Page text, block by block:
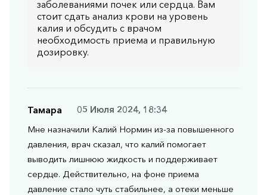
заболеваниями почек или сердца. Вам
стоит сдать анализ крови на уровень
калия и обсудить с врачом
необходимость приема и правильную
дозировку.
Тамара
05 Июля 2024, 18:34
Мне назначили Калий Нормин из-за повышенного
давления, врач сказал, что калий помогает
выводить лишнюю жидкость и поддерживает
сердце. Действительно, на фоне приема
давление стало чуть стабильнее, а отеки меньше